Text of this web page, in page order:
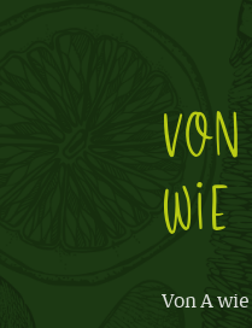
wie
Von A